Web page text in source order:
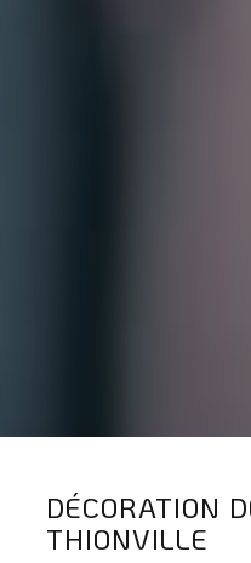
DÉCORATION
THIONVILLE